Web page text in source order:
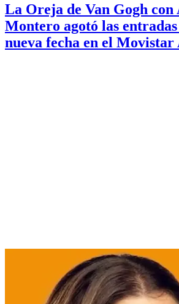
La Oreja de Van Gogh con
Montero agotó las
nueva fecha en el Movistar